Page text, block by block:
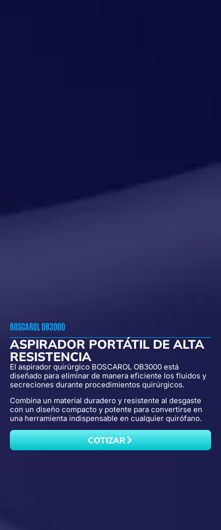
BOSCAROL OB3000
ASPIRADOR PORTÁTIL DE ALTA
RESISTENCIA
El aspirador quirúrgico BOSCAROL OB3000 está
diseñado para eliminar de manera eficiente los fluidos y
secreciones durante procedimientos quirúrgicos.
Combina un material duradero y resistente al desgaste
con un diseño compacto y potente para convertirse en
una herramienta indispensable en cualquier quirófano.
COTIZAR